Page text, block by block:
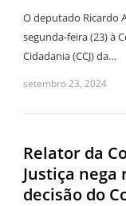
O deputado Ricardo
segunda-feira (23) à
Cidadania (CCJ) da…
setembro 23, 2024
Relator da
Justiça nega
decisão do